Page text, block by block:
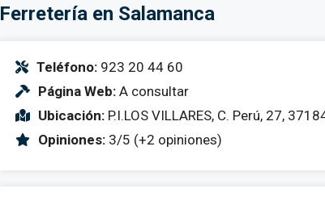
Ferretería en Salamanca
Teléfono:923 20 44 60
Página Web:A consultar
Ubicación:P.I.LOS VILLARES, C. Perú, 27,
Opiniones:3/5 (+2 opiniones)